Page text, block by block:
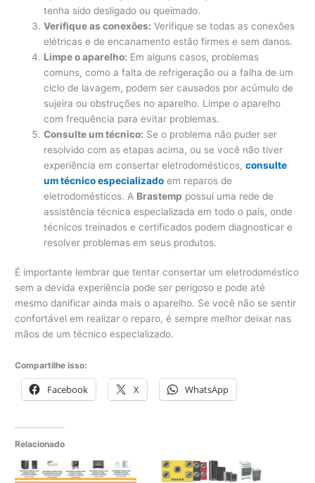
tenha sido desligado ou queimado.
Verifique as conexões: Verifique se todas as conexões
elétricas e de encanamento estão firmes e sem danos.
Limpe o aparelho: Em alguns casos, problemas
comuns, como a falta de refrigeração ou a falha de um
ciclo de lavagem, podem ser causados ​​por acúmulo de
sujeira ou obstruções no aparelho. Limpe o aparelho
com frequência para evitar problemas.
Consulte um técnico: Se o problema não puder ser
resolvido com as etapas acima, ou se você não tiver
experiência em consertar eletrodomésticos,consulte
um técnico especializado em reparos de
eletrodomésticos. A Brastemp possui uma rede de
assistência técnica especializada em todo o país, onde
técnicos treinados e certificados podem diagnosticar e
resolver problemas em seus produtos.
É importante lembrar que tentar consertar um eletrodoméstico
sem a devida experiência pode ser perigoso e pode até
mesmo danificar ainda mais o aparelho. Se você não se sentir
confortável em realizar o reparo, é sempre melhor deixar nas
mãos de um técnico especializado.
Compartilhe isso:
Facebook X WhatsApp
Relacionado